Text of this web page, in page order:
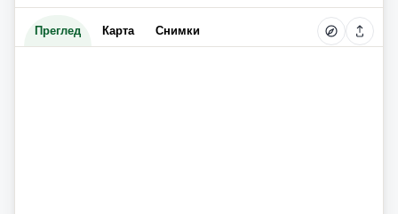
Преглед Карта Снимки